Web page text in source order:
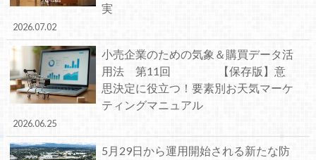
実
2026.07.02
小売企業のための気象＆購買データ活
用法 第11回 【保存版】意
思決定に役立つ！要素別お天気マーケ
ティングマニュアル
2026.06.25
5月29日から運用開始される新たな防